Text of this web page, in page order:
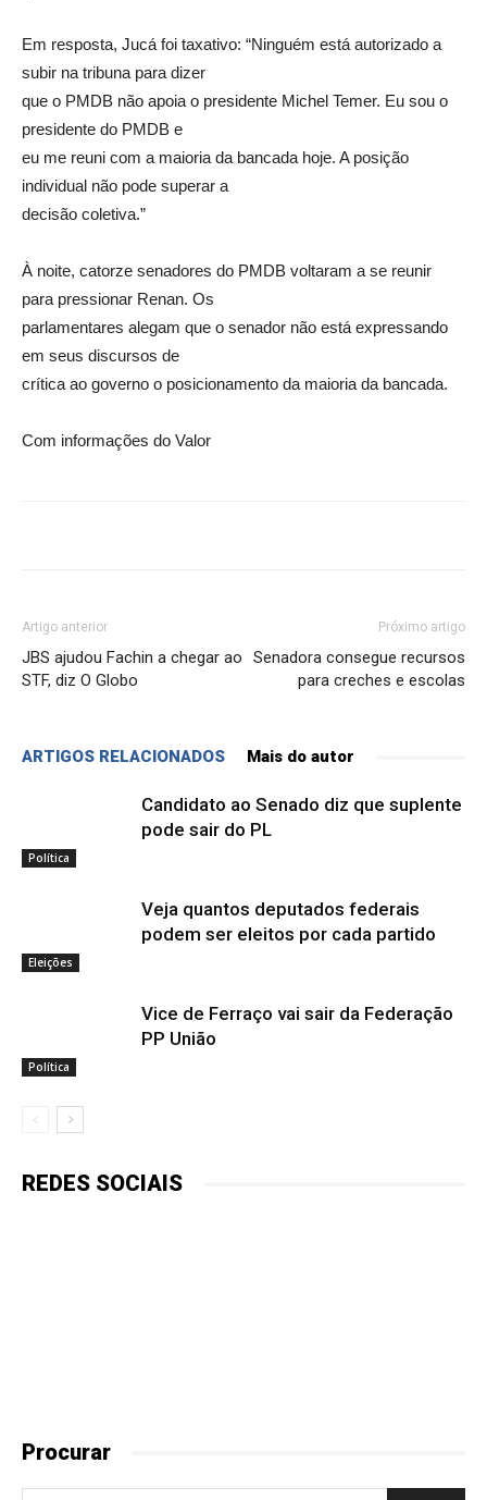
Em resposta, Jucá foi taxativo: “Ninguém está autorizado a
subir na tribuna para dizer
que o PMDB não apoia o presidente Michel Temer. Eu sou o
presidente do PMDB e
eu me reuni com a maioria da bancada hoje. A posição
individual não pode superar a
decisão coletiva.”
À noite, catorze senadores do PMDB voltaram a se reunir
para pressionar Renan. Os
parlamentares alegam que o senador não está expressando
em seus discursos de
crítica ao governo o posicionamento da maioria da bancada.
Com informações do Valor
Artigo anterior
JBS ajudou Fachin a chegar ao
STF, diz O Globo
Próximo artigo
Senadora consegue recursos
para creches e escolas
ARTIGOS RELACIONADOS Mais do autor
Política
Candidato ao Senado diz que suplente
pode sair do PL
Eleições
Veja quantos deputados federais
podem ser eleitos por cada partido
Política
Vice de Ferraço vai sair da Federação
PP União
REDES SOCIAIS
Procurar